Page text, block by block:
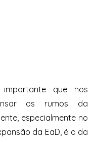
que nos
os rumos da
especialmente no
da EaD, é o da